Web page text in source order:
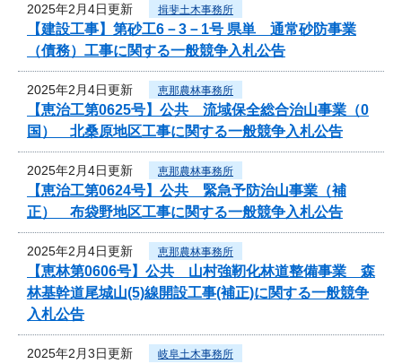
2025年2月4日更新 揖斐土木事務所
【建設工事】第砂工6－3－1号 県単 通常砂防事業
（債務）工事に関する一般競争入札公告
2025年2月4日更新 恵那農林事務所
【恵治工第0625号】公共 流域保全総合治山事業（0
国） 北桑原地区工事に関する一般競争入札公告
2025年2月4日更新 恵那農林事務所
【恵治工第0624号】公共 緊急予防治山事業（補
正） 布袋野地区工事に関する一般競争入札公告
2025年2月4日更新 恵那農林事務所
【恵林第0606号】公共 山村強靭化林道整備事業 森
林基幹道尾城山(5)線開設工事(補正)に関する一般競争
入札公告
2025年2月3日更新 岐阜土木事務所